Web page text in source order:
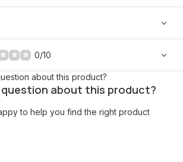
0/10
question about this product?
to help you find the right product